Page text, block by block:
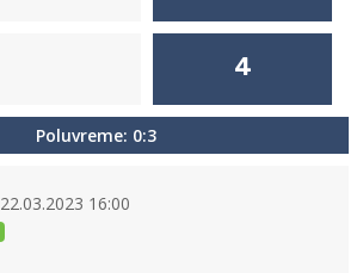
4
Poluvreme: 0:3
22.03.2023 16:00